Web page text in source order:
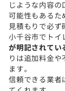
じような内容
可能性もあるた
見積もりで必ず
小千谷市でトイ
が明記されてい
りは追加料金
ます。
信頼できる業者